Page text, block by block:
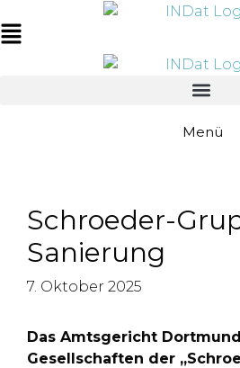
springen
Inhalt
Main
Menü
Schroeder-
Sanierung
7. Oktober 2025
Das Amtsgericht
Gesellschaften der